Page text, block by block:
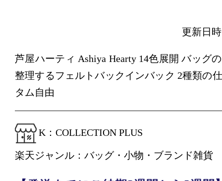
更新日
芦屋ハーティ Ashiya Hearty 14色展開 バッグ
整理するフェルトバックインバック 2種類の
タム自由
K：COLLECTION PLUS
楽天ジャンル：バッグ・小物・ブランド雑貨